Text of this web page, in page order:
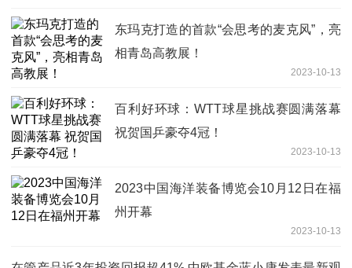
东玛克打造的首款“会思考的麦克风”，亮
相青岛高教展！
2023-10-13
百利好环球：WTT球星挑战赛圆满落幕
祝贺国乒豪夺4冠！
2023-10-13
2023中国海洋装备博览会10月12日在福
州开幕
2023-10-13